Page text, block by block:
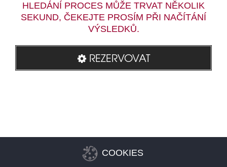
HLEDÁNÍ PROCES MŮŽE TRVAT NĚKOLIK
SEKUND, ČEKEJTE PROSÍM PŘI NAČÍTÁNÍ
VÝSLEDKŮ.
REZERVOVAT
COOKIES